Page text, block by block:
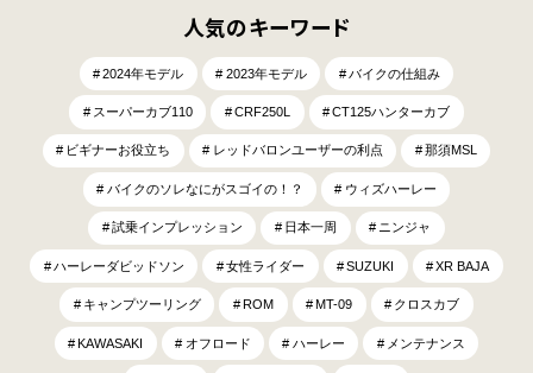
人気のキーワード
2024年モデル 2023年モデル バイクの仕組み
スーパーカブ110 CRF250L CT125ハンターカブ
ビギナーお役立ち レッドバロンユーザーの利点 那須MSL
バイクのソレなにがスゴイの！？ ウィズハーレー
試乗インプレッション 日本一周 ニンジャ
ハーレーダビッドソン 女性ライダー SUZUKI XR BAJA
キャンプツーリング ROM MT-09 クロスカブ
KAWASAKI オフロード ハーレー メンテナンス